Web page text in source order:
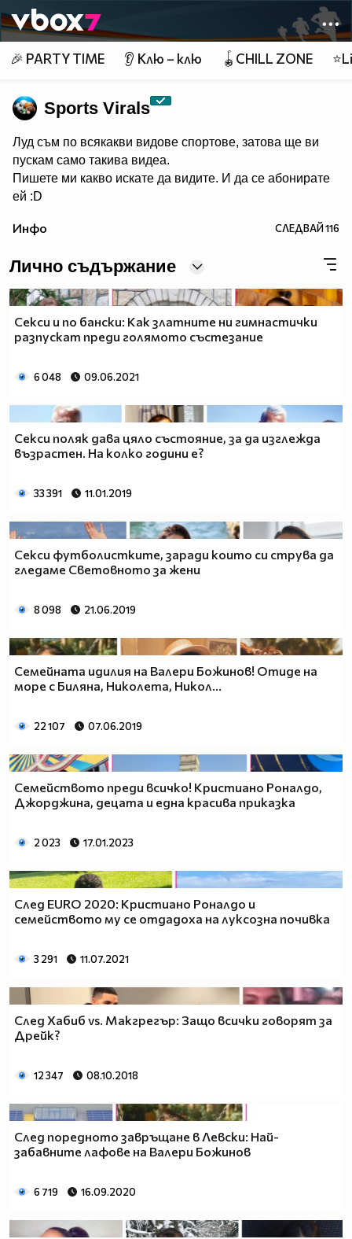
👾
🎉 PARTY TIME 👂 Клю – клю 🪀CHILL ZONE
Sports Virals
Луд съм по всякакви видове спортове, затова ще ви
пускам само такива видеа.
Пишете ми какво искате да видите. И да се абонирате
ей :D
Инфо СЛЕДВАЙ116
Лично съдържание
Секси и по бански: Как златните ни гимнастички
разпускат преди голямото състезание
6 048 09.06.2021
Секси поляк дава цяло състояние, за да изглежда
възрастен. На колко години е?
33 391 11.01.2019
Секси футболистките, заради които си струва да
гледаме Световното за жени
8 098 21.06.2019
Семейната идилия на Валери Божинов! Отиде на
море с Биляна, Николета, Никол...
22 107 07.06.2019
Семейството преди всичко! Кристиано Роналдо,
Джорджина, децата и една красива приказка
2 023 17.01.2023
След EURO 2020: Кристиано Роналдо и
семейството му се отдадоха на луксозна почивка
3 291 11.07.2021
След Хабиб vs. Макгрегър: Защо всички говорят за
Дрейк?
12 347 08.10.2018
След поредното завръщане в Левски: Най-
забавните лафове на Валери Божинов
6 719 16.09.2020